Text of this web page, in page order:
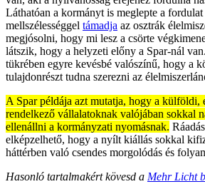
Láthatóan a kormányt is meglepte a fordulat
mellszélességgel támadja az osztrák
megjósolni, hogy mi lesz a csörte
látszik, hogy a helyzeti előny a Spar-nál
tükrében egyre kevésbé valószínű, hogy a
tulajdonrészt tudna szerezni az
A Spar példája azt mutatja, hogy a külföldi,
rendelkező vállalatoknak valójában sokkal
ellenállni a kormányzati nyomásnak.
elképzelhető, hogy a nyílt kiállás sokkal
háttérben való csendes morgolódás és
Hasonló tartalmakért kövesd a Mehr Licht